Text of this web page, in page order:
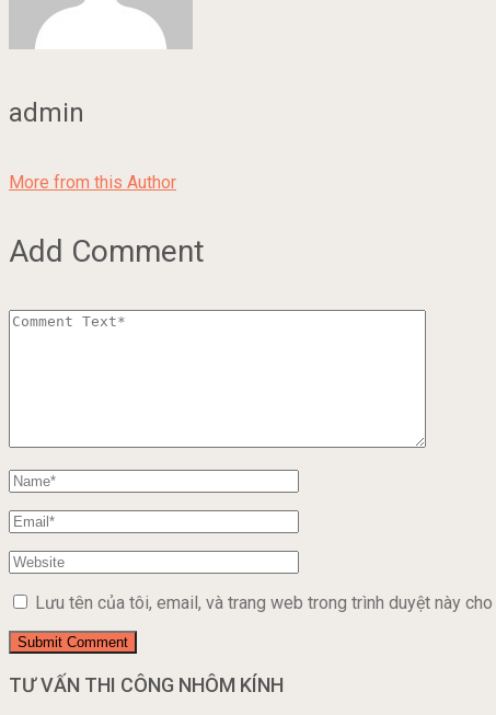
admin
More from this Author
Add Comment
Lưu tên của tôi, email, và trang web trong trình duyệt này
TƯ VẤN THI CÔNG NHÔM KÍNH